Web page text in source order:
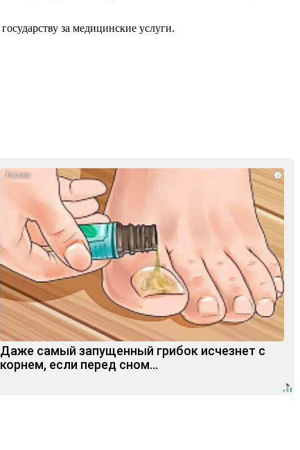
государству за медицинские услуги.
i
Даже самый запущенный грибок исчезнет с
корнем, если перед сном…